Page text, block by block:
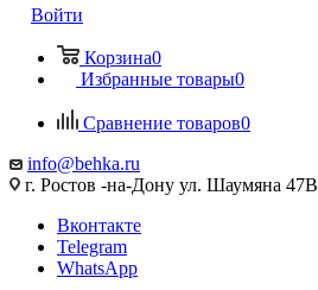
Войти
Корзина0
Избранные товары0
Сравнение товаров0
info@behka.ru
г. Ростов -на-Дону ул. Шаумяна 47В
Вконтакте
Telegram
WhatsApp